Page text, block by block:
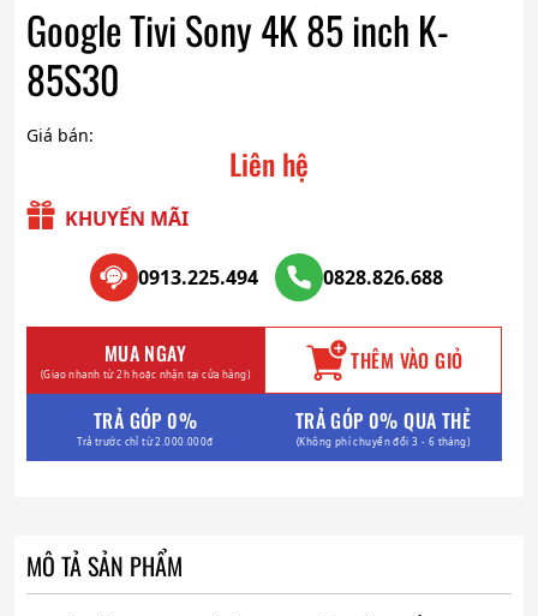
Google Tivi Sony 4K 85 inch K-
85S30
Giá bán:
Liên hệ
KHUYẾN MÃI
0913.225.494 0828.826.688
MUA NGAY
(Giao nhanh từ 2h hoặc nhận tại cửa hàng) THÊM VÀO GIỎ
TRẢ GÓP 0%
Trả trước chỉ từ 2.000.000đ
TRẢ GÓP 0% QUA THẺ
(Không phí chuyển đổi 3 - 6 tháng)
MÔ TẢ SẢN PHẨM